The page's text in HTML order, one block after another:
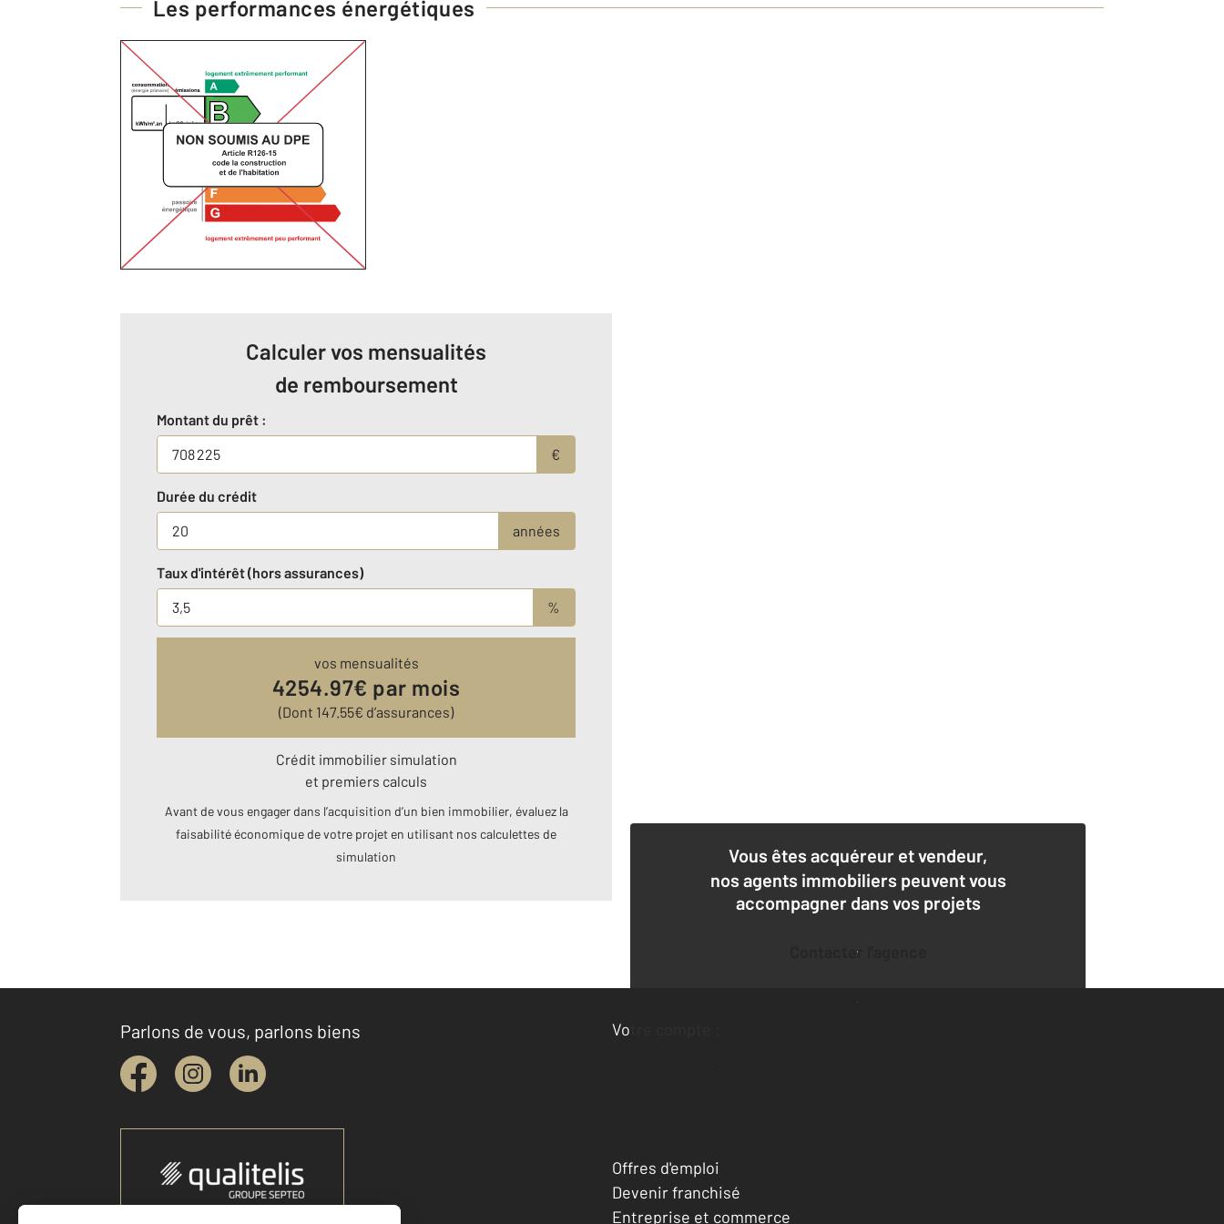
Les performances énergétiques
Calculer vos mensualités
de remboursement
Montant du prêt :
€
Durée du crédit
années
Taux d'intérêt (hors assurances)
%
vos mensualités
4254.97€ par mois
(Dont 147.55€ d’assurances)
Crédit immobilier simulation
et premiers calculs
Avant de vous engager dans l’acquisition d’un bien immobilier, évaluez la
faisabilité économique de votre projet en utilisant nos calculettes de
simulation
Vous êtes acquéreur et vendeur,
nos agents immobiliers peuvent vous
accompagner dans vos projets
Contacter l'agence
Demander une estimation
Parlons de vous, parlons biens
Votre compte :
Accéder à mon compte
Offres d'emploi
Devenir franchisé
Entreprise et commerce